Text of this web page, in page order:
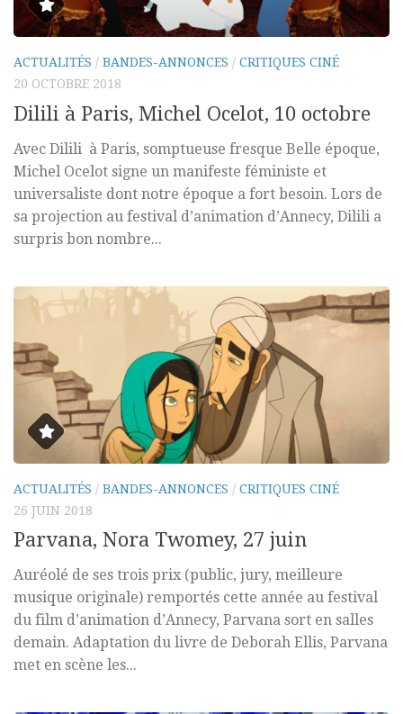
ACTUALITÉS / BANDES-ANNONCES / CRITIQUES CINÉ
20 OCTOBRE 2018
Dilili à Paris, Michel Ocelot, 10 octobre
Avec Dilili à Paris, somptueuse fresque Belle époque,
Michel Ocelot signe un manifeste féministe et
universaliste dont notre époque a fort besoin. Lors de
sa projection au festival d’animation d’Annecy, Dilili a
surpris bon nombre...
ACTUALITÉS / BANDES-ANNONCES / CRITIQUES CINÉ
26 JUIN 2018
Parvana, Nora Twomey, 27 juin
Auréolé de ses trois prix (public, jury, meilleure
musique originale) remportés cette année au festival
du film d’animation d’Annecy, Parvana sort en salles
demain. Adaptation du livre de Deborah Ellis, Parvana
met en scène les...